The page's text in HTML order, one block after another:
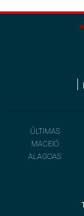
ÚLTIMAS
MACEIÓ
ALAGOAS